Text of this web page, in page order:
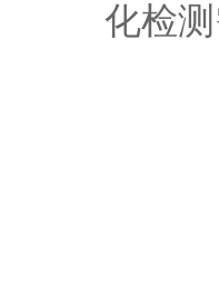
化检